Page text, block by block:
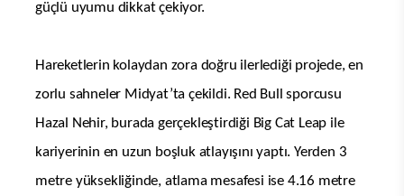
güçlü uyumu dikkat çekiyor.
Hareketlerin kolaydan zora doğru ilerlediği projede, en
zorlu sahneler Midyat’ta çekildi. Red Bull sporcusu
Hazal Nehir, burada gerçekleştirdiği Big Cat Leap ile
kariyerinin en uzun boşluk atlayışını yaptı. Yerden 3
metre yüksekliğinde, atlama mesafesi ise 4.16 metre